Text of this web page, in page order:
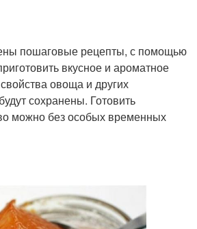
пошаговые рецепты, с помощью
вкусное и ароматное
овоща и других
сохранены. Готовить
можно без особых временных